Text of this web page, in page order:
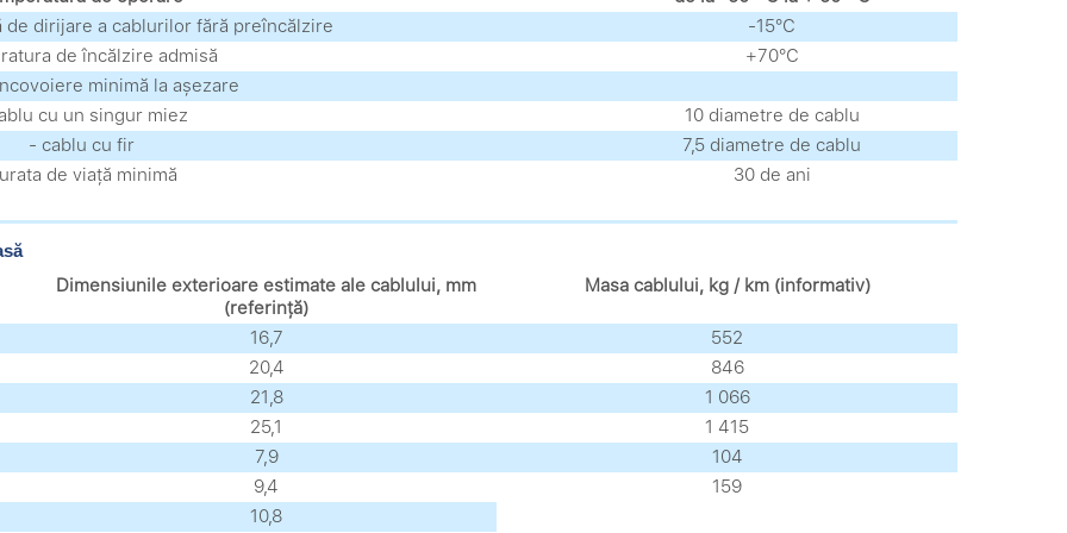
de dirijare a cablurilor fără preîncălzire
-15°С
de încălzire admisă
+70°С
minimă la așezare
cu un singur miez
10 diametre de cablu
- cablu cu fir
7,5 diametre de cablu
de viață minimă
30 de ani
Dimensiunile exterioare estimate ale cablului, mm
(referință)
Masa cablului, kg / km (informativ)
16,7
552
20,4
846
21,8
1 066
25,1
1 415
7,9
104
9,4
159
10,8